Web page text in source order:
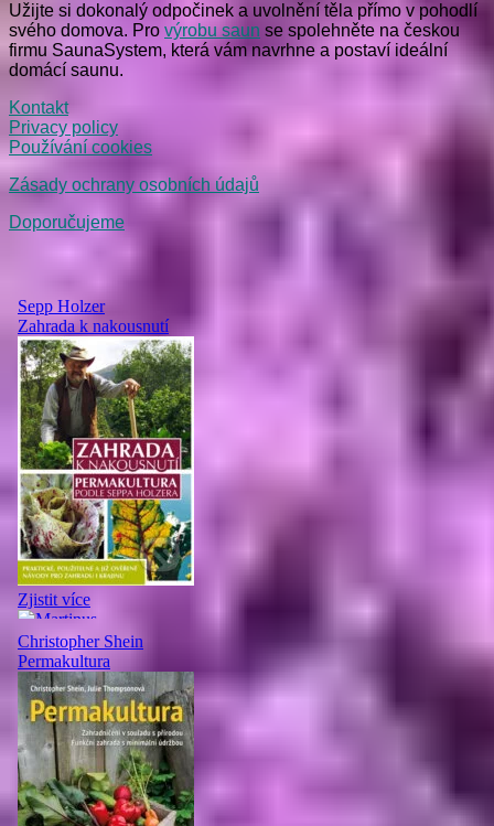
Užijte si dokonalý odpočinek a uvolnění těla přímo v pohodlí
svého domova. Pro výrobu saun se spolehněte na českou
firmu SaunaSystem, která vám navrhne a postaví ideální
domácí saunu.
Kontakt
Privacy policy
Používání cookies
Zásady ochrany osobních údajů
Doporučujeme